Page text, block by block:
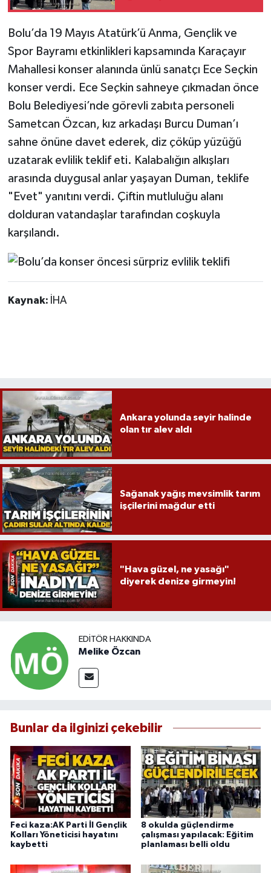
Bolu’da 19 Mayıs Atatürk’ü Anma, Gençlik ve
Spor Bayramı etkinlikleri kapsamında Karaçayır
Mahallesi konser alanında ünlü sanatçı Ece Seçkin
konser verdi. Ece Seçkin sahneye çıkmadan önce
Bolu Belediyesi’nde görevli zabıta personeli
Sametcan Özcan, kız arkadaşı Burcu Duman’ı
sahne önüne davet ederek, diz çöküp yüzüğü
uzatarak evlilik teklif eti. Kalabalığın alkışları
arasında duygusal anlar yaşayan Duman, teklife
"Evet" yanıtını verdi. Çiftin mutluluğu alanı
dolduran vatandaşlar tarafından coşkuyla
karşılandı.
Kaynak: İHA
Ankara yolunda seyir halinde
olan tır alev aldı
Sağanak yağış mevsimlik tarım
işçilerini mağdur etti
"Hava güzel, ne yasağı"
diyerek denize girmeyin!
EDITÖR HAKKINDA
Melike Özcan
Bunlar da ilginizi çekebilir
Feci kaza:AK Parti İl Gençlik
Kolları Yöneticisi hayatını
kaybetti
8 okulda güçlendirme
çalışması yapılacak: Eğitim
planlaması belli oldu
GÜNDEM
Kilimli
Kültür - Sanat
MAGAZİN
Politika
Resmi İlan
Röportaj
Sağlık